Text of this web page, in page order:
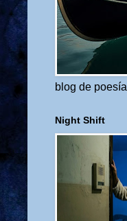
blog de poesía
Night Shift